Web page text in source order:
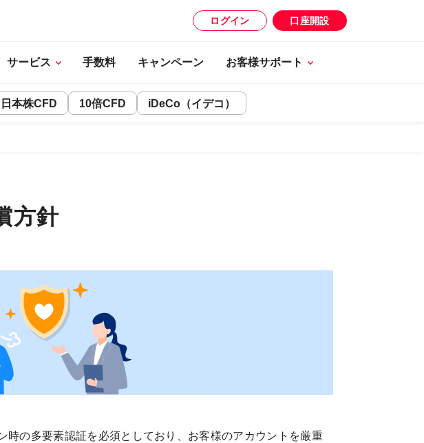
ログイン 口座開設
サービス 手数料 キャンペーン お客様サポート
日本株CFD 10倍CFD iDeCo（イデコ）
方針
時の多要素認証を必須としており、お客様のアカウントを厳重